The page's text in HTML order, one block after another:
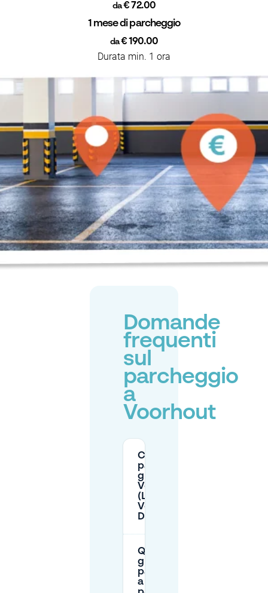
da€ 72.00
1 mese di parcheggio
da€ 190.00
Durata min. 1 ora
Domande
frequenti
sul
parcheggio
a
Voorhout
C'è
parcheggio
gratuito a
Voorhout
(Lange
Voorhout,
Den Haag)?
Quali sono
gli orari di
parcheggio
a